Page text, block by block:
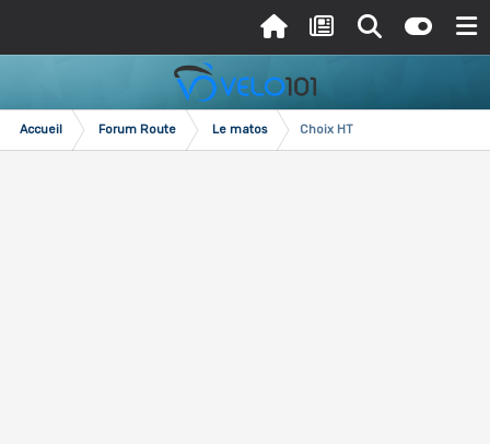
Accueil Forum Route Le matos Choix HT